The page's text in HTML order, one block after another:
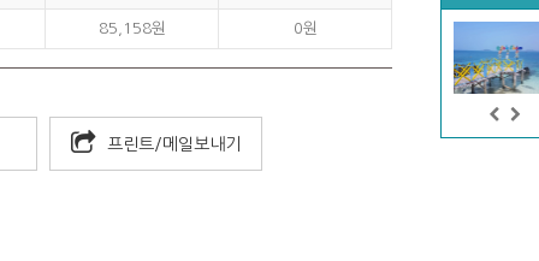
85,158원 0원
프린트/메일보내기